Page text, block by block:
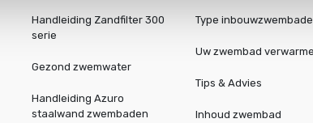
Handleiding Zandfilter 300
serie
Gezond zwemwater
Handleiding Azuro
staalwand zwembaden
Type
Uw zwembad
Tips & Advies
Inhoud zwembad